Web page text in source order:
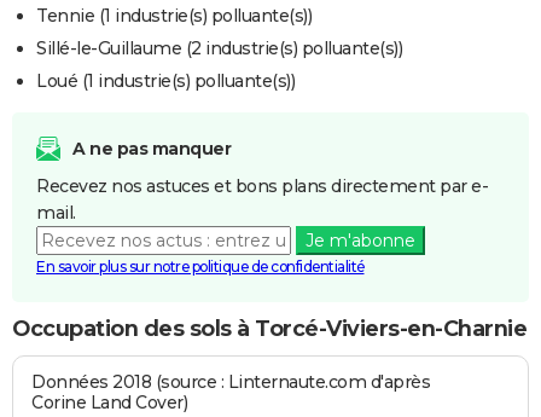
Tennie (1 industrie(s) polluante(s))
Sillé-le-Guillaume (2 industrie(s) polluante(s))
Loué (1 industrie(s) polluante(s))
A ne pas manquer
Recevez nos astuces et bons plans directement par e-
mail.
Je m'abonne
En savoir plus sur notre politique de confidentialité
Occupation des sols à Torcé-Viviers-en-Charnie
Données 2018 (source : Linternaute.com d'après
Corine Land Cover)